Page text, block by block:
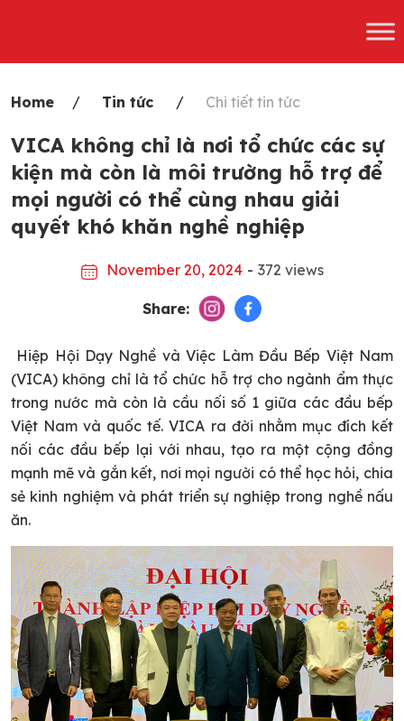
Home Tin tức Chi tiết tin tức
VICA không chỉ là nơi tổ chức các sự
kiện mà còn là môi trường hỗ trợ để
mọi người có thể cùng nhau giải
quyết khó khăn nghề nghiệp
November 20, 2024 - 372 views
Share:
Hiệp Hội Dạy Nghề và Việc Làm Đầu Bếp Việt Nam
(VICA) không chỉ là tổ chức hỗ trợ cho ngành ẩm thực
trong nước mà còn là cầu nối số 1 giữa các đầu bếp
Việt Nam và quốc tế. VICA ra đời nhằm mục đích kết
nối các đầu bếp lại với nhau, tạo ra một cộng đồng
mạnh mẽ và gắn kết, nơi mọi người có thể học hỏi, chia
sẻ kinh nghiệm và phát triển sự nghiệp trong nghề nấu
ăn.